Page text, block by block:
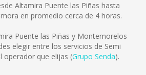
Altamira Puente las Piñas hasta
en promedio cerca de 4 horas.
Puente las Piñas y Montemorelos
elegir entre los servicios de Semi
operador que elijas (Grupo Senda).